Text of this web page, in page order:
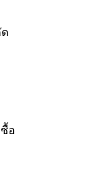
ด
อ